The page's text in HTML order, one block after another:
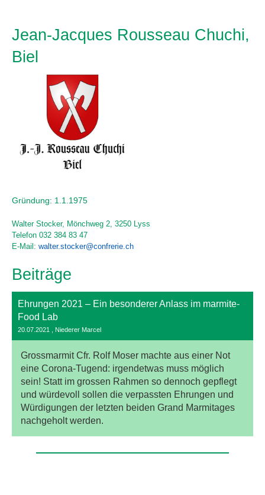
Jean-Jacques Rousseau Chuchi,
Biel
Gründung: 1.1.1975
Walter Stocker, Mönchweg 2, 3250 Lyss
Telefon 032 384 83 47
E-Mail: walter.stocker@confrerie.ch
Beiträge
Ehrungen 2021 – Ein besonderer Anlass im marmite-
Food Lab
20.07.2021 , Niederer Marcel
Grossmarmit Cfr. Rolf Moser machte aus einer Not
eine Corona-Tugend: irgendetwas muss möglich
sein! Statt im grossen Rahmen so dennoch gepflegt
und würdevoll sollen die verpassten Ehrungen und
Würdigungen der letzten beiden Grand Marmitages
nachgeholt werden.